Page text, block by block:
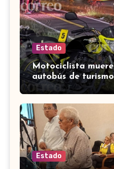
Estado
Motociclista
autobús de
León-San
Estado